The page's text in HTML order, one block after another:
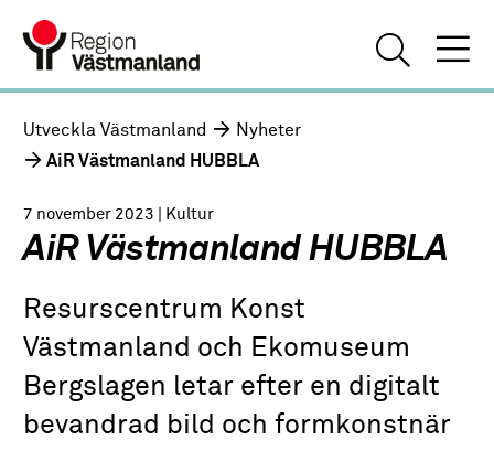
Utveckla Västmanland
Nyheter
AiR Västmanland HUBBLA
7 november 2023 | Kultur
AiR Västmanland HUBBLA
Resurscentrum Konst
Västmanland och Ekomuseum
Bergslagen letar efter en digitalt
bevandrad bild och formkonstnär